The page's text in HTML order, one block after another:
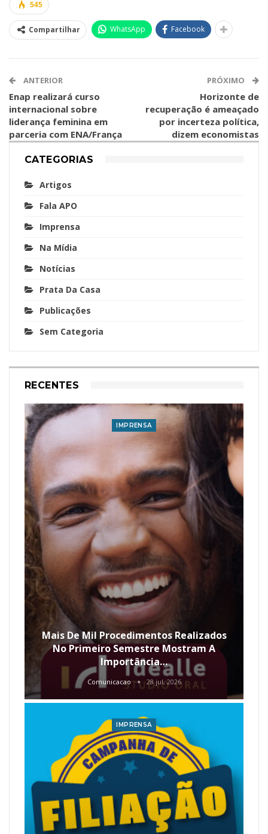
545
Compartilhar WhatsApp Facebook
ANTERIOR
Enap realizará curso
internacional sobre
liderança feminina em
parceria com ENA/França
PRÓXIMO
Horizonte de
recuperação é ameaçado
por incerteza política,
dizem economistas
CATEGORIAS
Artigos
Fala APO
Imprensa
Na Mídia
Notícias
Prata Da Casa
Publicações
Sem Categoria
RECENTES
IMPRENSA
Mais De Mil Procedimentos Realizados
No Primeiro Semestre Mostram A
Importância…
Comunicacao 28 jul, 2026
IMPRENSA